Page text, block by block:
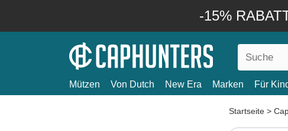
-15%
Mützen Von Dutch New Era Marken Für
Startseite >